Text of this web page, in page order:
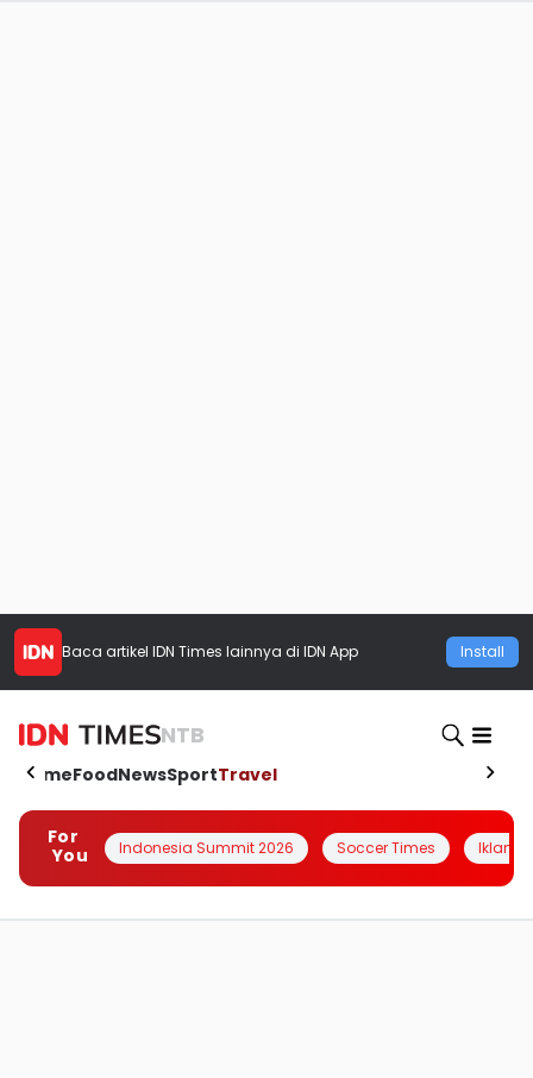
Baca artikel IDN Times lainnya di IDN App Install
NTB
HomeFoodNewsSportTravel
For
You
Indonesia Summit 2026 Soccer Times Iklanin